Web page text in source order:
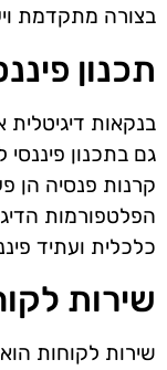
בצורה מתקדמת
תכנון
בנקאות דיגיטלית
גם בתכנון
קרנות פנסיה הן
הפלטפורמות
כלכלית ועתיד
שירות
שירות לקוחות